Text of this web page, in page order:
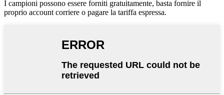
I campioni possono essere forniti gratuitamente, basta fornire il
proprio account corriere o pagare la tariffa espressa.